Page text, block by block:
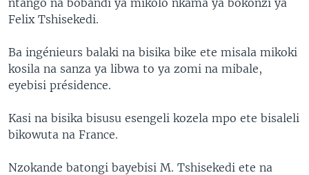
Felix Tshisekedi.
Ba ingénieurs balaki na bisika bike ete misala mikoki
kosila na sanza ya libwa to ya zomi na mibale,
eyebisi présidence.
Kasi na bisika bisusu esengeli kozela mpo ete bisaleli
bikowuta na France.
Nzokande batongi bayebisi M. Tshisekedi ete na